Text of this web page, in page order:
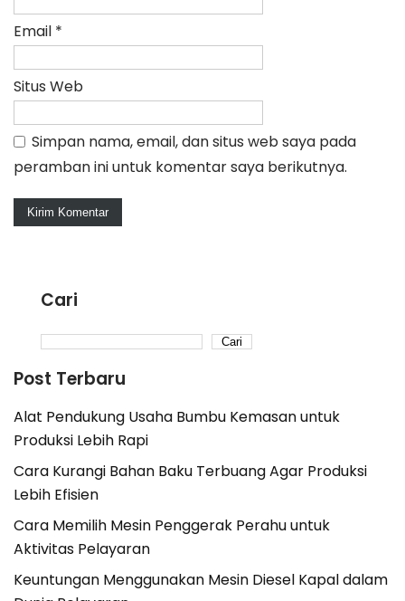
Email *
Situs Web
Simpan nama, email, dan situs web saya pada
peramban ini untuk komentar saya berikutnya.
Cari
Cari
Post Terbaru
Alat Pendukung Usaha Bumbu Kemasan untuk
Produksi Lebih Rapi
Cara Kurangi Bahan Baku Terbuang Agar Produksi
Lebih Efisien
Cara Memilih Mesin Penggerak Perahu untuk
Aktivitas Pelayaran
Keuntungan Menggunakan Mesin Diesel Kapal dalam